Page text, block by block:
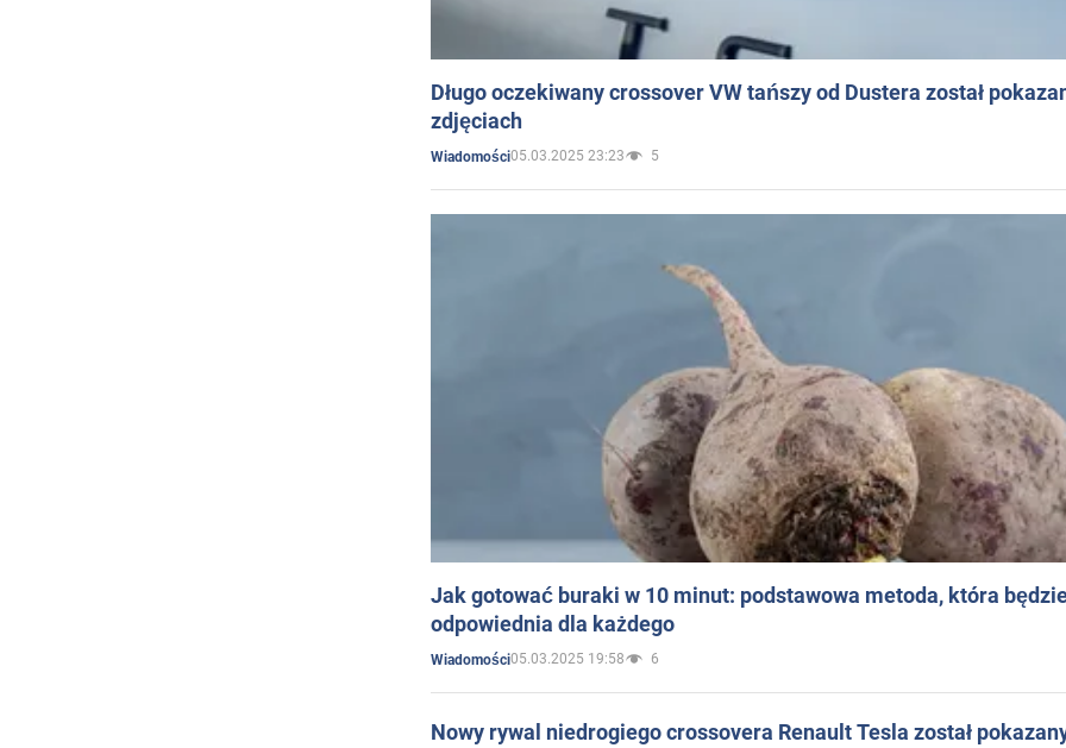
Długo oczekiwany crossover VW tańszy od Dustera został
zdjęciach
Wiadomości05.03.2025 23:23 5
Jak gotować buraki w 10 minut: podstawowa metoda, która
odpowiednia dla każdego
Wiadomości05.03.2025 19:58 6
Nowy rywal niedrogiego crossovera Renault Tesla został